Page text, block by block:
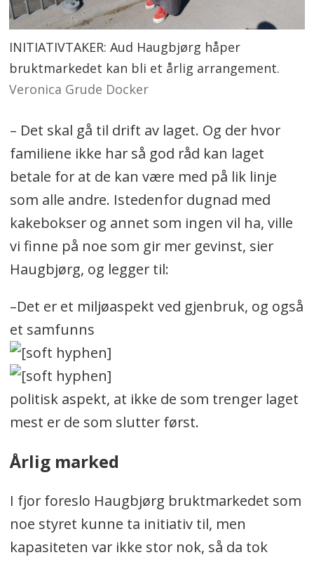
INITIATIVTAKER: Aud Haugbjørg håper
bruktmarkedet kan bli et årlig arrangement.
Veronica Grude Docker
– Det skal gå til drift av laget. Og der hvor
familiene ikke har så god råd kan laget
betale for at de kan være med på lik linje
som alle andre. Istedenfor dugnad med
kakebokser og annet som ingen vil ha, ville
vi finne på noe som gir mer gevinst, sier
Haugbjørg, og legger til:
–Det er et miljøaspekt ved gjenbruk, og også
et samfunns
politisk aspekt, at ikke de som trenger laget
mest er de som slutter først.
Årlig marked
I fjor foreslo Haugbjørg bruktmarkedet som
noe styret kunne ta initiativ til, men
kapasiteten var ikke stor nok, så da tok